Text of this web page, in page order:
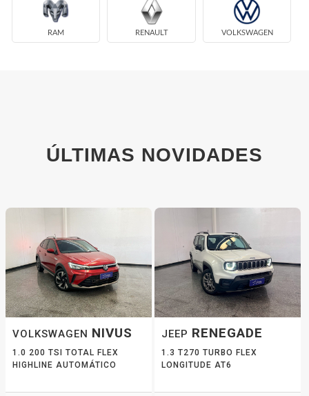
RAM RENAULT VOLKSWAGEN
ÚLTIMAS NOVIDADES
VOLKSWAGEN NIVUS
1.0 200 TSI TOTAL FLEX
HIGHLINE AUTOMÁTICO
JEEP RENEGADE
1.3 T270 TURBO FLEX
LONGITUDE AT6